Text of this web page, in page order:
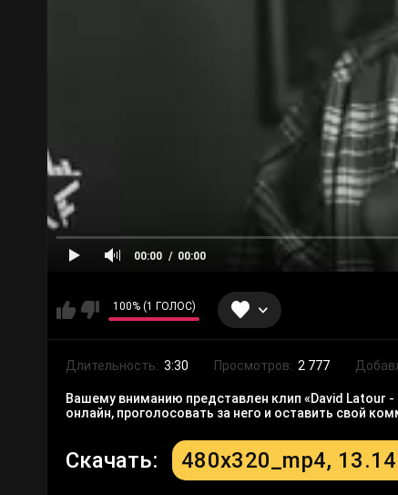
00:00 00:00
100% (1 ГОЛОС)
Длительность: 3:30 Просмотров: 2 777
Вашему вниманию представлен клип «David Latour
онлайн, проголосовать за него и оставить свой
Скачать: 480x320_mp4,